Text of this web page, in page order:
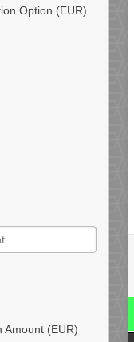
Option (EUR)
Amount (EUR)